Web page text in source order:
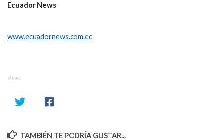
Ecuador News
www.ecuadornews.com.ec
SHARE
TAMBIÉN TE PODRÍA GUSTAR...